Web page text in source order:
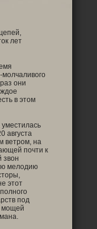
лет
они
в этом
августа
ветром, на
почти к
звон
мелодию
этот
под
мощей